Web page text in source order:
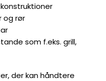
og rør
som f.eks. grill,
der kan håndtere